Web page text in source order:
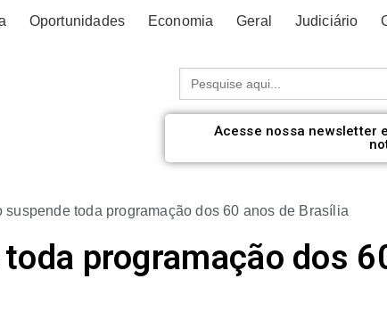
Oportunidades Economia Geral Judiciário
Procurar:
Acesse nossa newsletter
suspende toda programação dos 60 anos de Brasília
programação dos